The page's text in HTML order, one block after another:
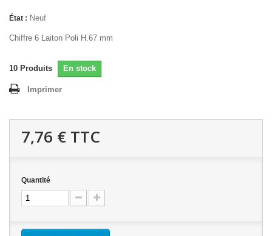
État : Neuf
Chiffre 6 Laiton Poli H.67 mm
10 Produits En stock
Imprimer
7,76 € TTC
Quantité